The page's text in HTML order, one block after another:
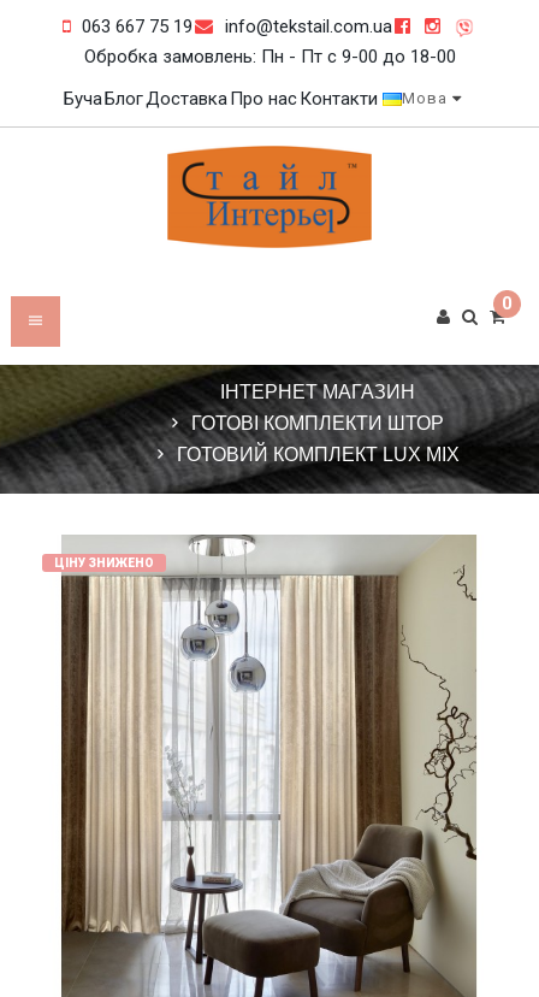
063 667 75 19
info@tekstail.com.ua
Обробка замовлень: Пн - Пт c 9-00 до 18-00
БучаБлогДоставкаПро насКонтакти Мова
0
ІНТЕРНЕТ МАГАЗИН
ГОТОВІ КОМПЛЕКТИ ШТОР
ГОТОВИЙ КОМПЛЕКТ LUX MIX
ЦІНУ ЗНИЖЕНО